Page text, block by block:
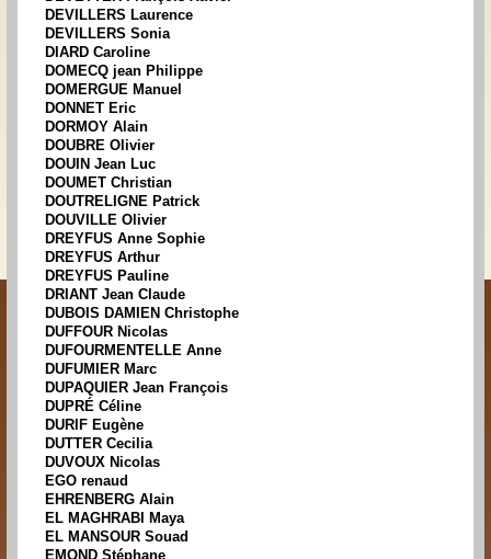
DEVILLERS Laurence
DEVILLERS Sonia
DIARD Caroline
DOMECQ jean Philippe
DOMERGUE Manuel
DONNET Eric
DORMOY Alain
DOUBRE Olivier
DOUIN Jean Luc
DOUMET Christian
DOUTRELIGNE Patrick
DOUVILLE Olivier
DREYFUS Anne Sophie
DREYFUS Arthur
DREYFUS Pauline
DRIANT Jean Claude
DUBOIS DAMIEN Christophe
DUFFOUR Nicolas
DUFOURMENTELLE Anne
DUFUMIER Marc
DUPAQUIER Jean François
DUPRÉ Céline
DURIF Eugène
DUTTER Cecilia
DUVOUX Nicolas
EGO renaud
EHRENBERG Alain
EL MAGHRABI Maya
EL MANSOUR Souad
EMOND Stéphane